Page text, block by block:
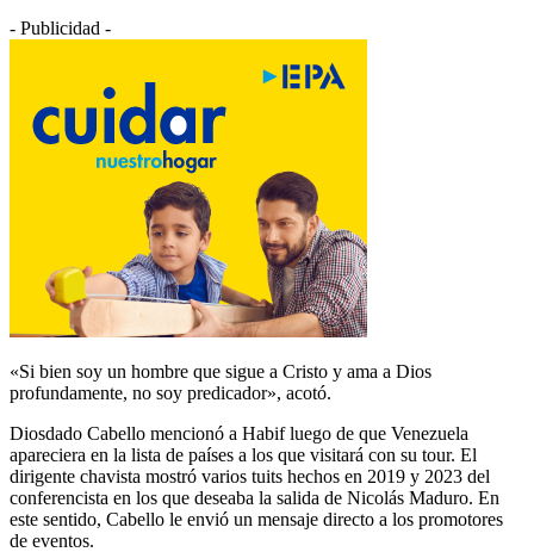
- Publicidad -
«Si bien soy un hombre que sigue a Cristo y ama a Dios
profundamente, no soy predicador», acotó.
Diosdado Cabello mencionó a Habif luego de que Venezuela
apareciera en la lista de países a los que visitará con su tour. El
dirigente chavista mostró varios tuits hechos en 2019 y 2023 del
conferencista en los que deseaba la salida de Nicolás Maduro. En
este sentido, Cabello le envió un mensaje directo a los promotores
de eventos.